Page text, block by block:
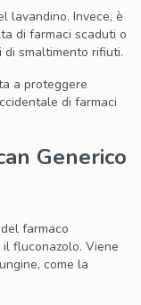
lavandino. Invece, è
di farmaci scaduti o
smaltimento rifiuti.
a proteggere
di farmaci
Generico
farmaco
fluconazolo. Viene
come la